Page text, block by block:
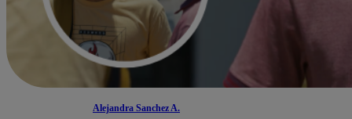
Alejandra Sanchez A.